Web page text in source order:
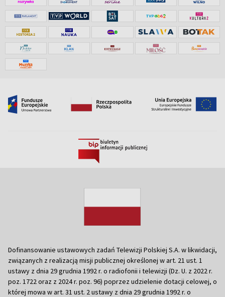
Dofinansowanie ustawowych zadań Telewizji Polskiej S.A. w likwidacji,
związanych z realizacją misji publicznej określonej w art. 21 ust. 1
ustawy z dnia 29 grudnia 1992 r. o radiofonii i telewizji (Dz. U. z 2022 r.
poz. 1722 oraz z 2024 r. poz. 96) poprzez udzielenie dotacji celowej, o
której mowa w art. 31 ust. 2 ustawy z dnia 29 grudnia 1992 r. o